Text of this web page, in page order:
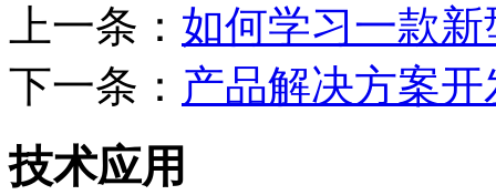
上一条： 如何学习一款
下一条： 产品解决方案
技术应用